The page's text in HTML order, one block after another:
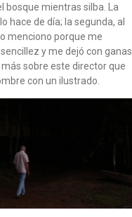
bosque mientras silba. La
hace de día; la segunda, al
menciono porque me
y me dejó con ganas
sobre este director que
con un ilustrado.